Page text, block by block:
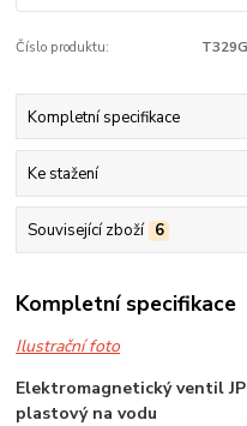
Číslo produktu: T329G
Kompletní specifikace
Ke stažení
Související zboží 6
Kompletní specifikace
Ilustrační foto
Elektromagnetický ventil JP
plastový na vodu